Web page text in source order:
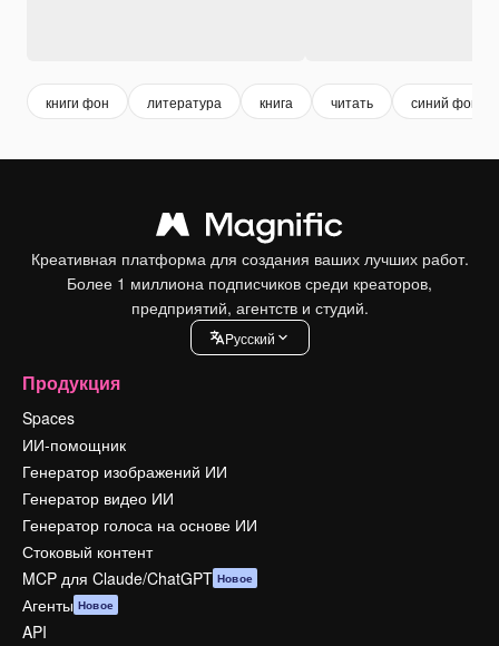
книги фон литература книга читать синий фон
Креативная платформа для создания ваших лучших работ.
Более 1 миллиона подписчиков среди креаторов,
предприятий, агентств и студий.
Pусский
Продукция
Spaces
ИИ-помощник
Генератор изображений ИИ
Генератор видео ИИ
Генератор голоса на основе ИИ
Стоковый контент
MCP для Claude/ChatGPT Новое
Агенты Новое
API